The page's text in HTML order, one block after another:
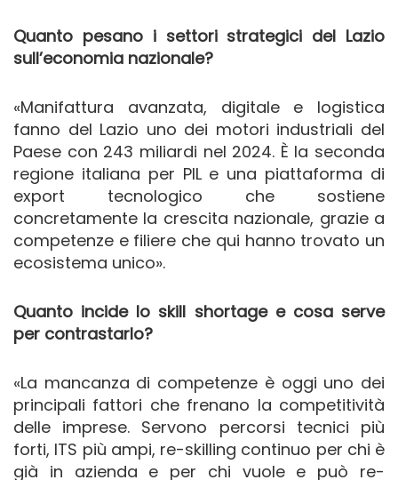
Quanto pesano i settori strategici del Lazio
sull’economia nazionale?
«Manifattura avanzata, digitale e logistica
fanno del Lazio uno dei motori industriali del
Paese con 243 miliardi nel 2024. È la seconda
regione italiana per PIL e una piattaforma di
export tecnologico che sostiene
concretamente la crescita nazionale, grazie a
competenze e filiere che qui hanno trovato un
ecosistema unico».
Quanto incide lo skill shortage e cosa serve
per contrastarlo?
«La mancanza di competenze è oggi uno dei
principali fattori che frenano la competitività
delle imprese. Servono percorsi tecnici più
forti, ITS più ampi, re-skilling continuo per chi è
già in azienda e per chi vuole e può re-